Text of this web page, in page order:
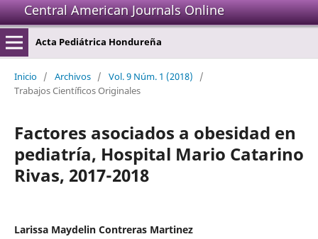
Central American Journals Online
Acta Pediátrica Hondureña
Inicio / Archivos / Vol. 9 Núm. 1 (2018)
/
Trabajos Científicos Originales
Factores asociados a obesidad en
pediatría, Hospital Mario Catarino
Rivas, 2017-2018
Larissa Maydelin Contreras Martinez